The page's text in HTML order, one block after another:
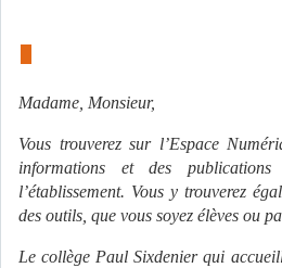
Madame, Monsieur,
Vous trouverez sur l’Espace
informations et des
l’établissement. Vous y trouverez
des outils, que vous soyez élèves ou
Le collège Paul Sixdenier qui